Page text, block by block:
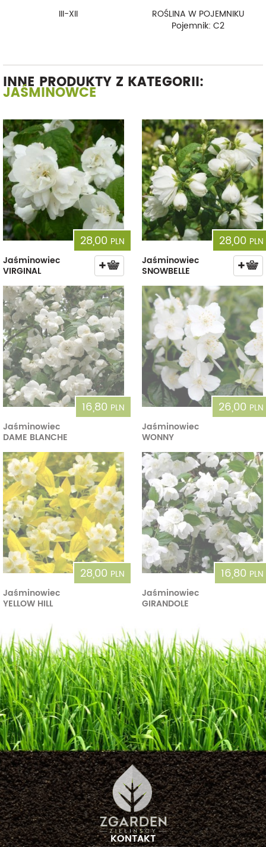
III-XII
ROŚLINA W POJEMNIKU
Pojemnik: C2
INNE PRODUKTY Z KATEGORII:
JAŚMINOWCE
28,00 PLN
Jaśminowiec
VIRGINAL
28,00 PLN
Jaśminowiec
SNOWBELLE
16,80 PLN
Jaśminowiec
DAME BLANCHE
26,00 PLN
Jaśminowiec
WONNY
28,00 PLN
Jaśminowiec
YELLOW HILL
16,80 PLN
Jaśminowiec
GIRANDOLE
KONTAKT